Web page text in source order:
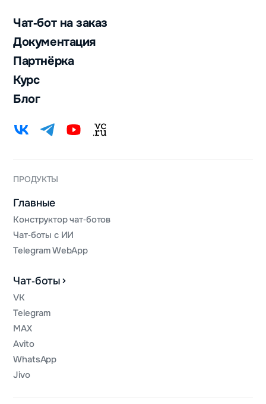
Чат‑бот на заказ
Документация
Партнёрка
Курс
Блог
ПРОДУКТЫ
Главные
Конструктор чат‑ботов
Чат‑боты с ИИ
Telegram WebApp
Чат‑боты
VK
Telegram
MAX
Avito
WhatsApp
Jivo